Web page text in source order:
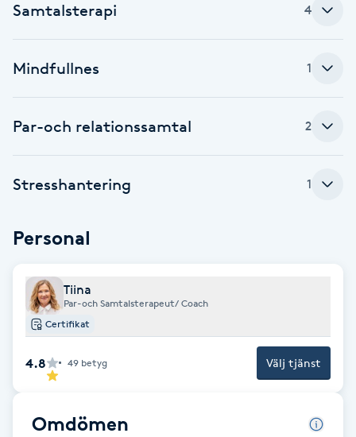
Balayage
Bambumassage
Blowout
Bottenfärg
Brynformning
Brynfärgning
Samtalsterapi 4
Mindfullnes 1
Par-och relationssamtal 2
Stresshantering 1
Personal
Tiina
Par-och Samtalsterapeut/ Coach
Certifikat
4.8 49 betyg Välj tjänst
Omdömen